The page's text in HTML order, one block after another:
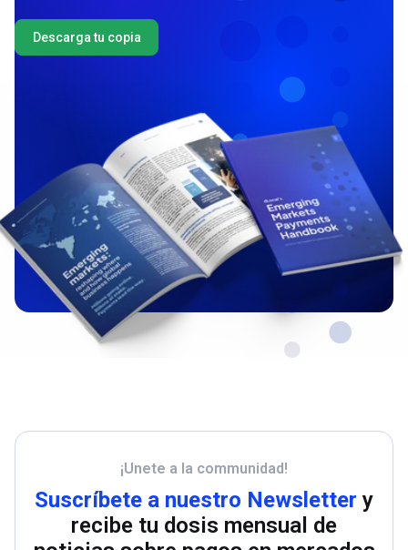
Descarga tu copia
¡Unete a la communidad!
Suscríbete a nuestro Newsletter y
recibe tu dosis mensual de